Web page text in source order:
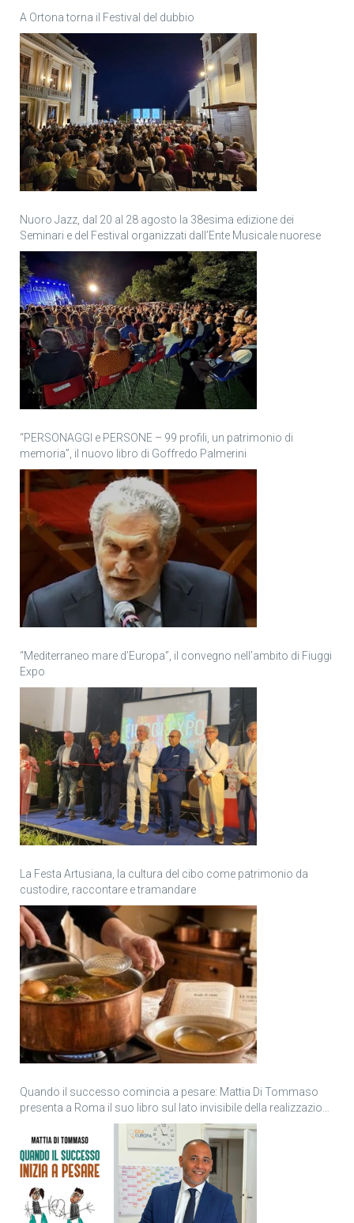
A Ortona torna il Festival del dubbio
Nuoro Jazz, dal 20 al 28 agosto la 38esima edizione dei
Seminari e del Festival organizzati dall’Ente Musicale nuorese
“PERSONAGGI e PERSONE – 99 profili, un patrimonio di
memoria”, il nuovo libro di Goffredo Palmerini
“Mediterraneo mare d’Europa”, il convegno nell’ambito di Fiuggi
Expo
La Festa Artusiana, la cultura del cibo come patrimonio da
custodire, raccontare e tramandare
Quando il successo comincia a pesare: Mattia Di Tommaso
presenta a Roma il suo libro sul lato invisibile della realizzazione